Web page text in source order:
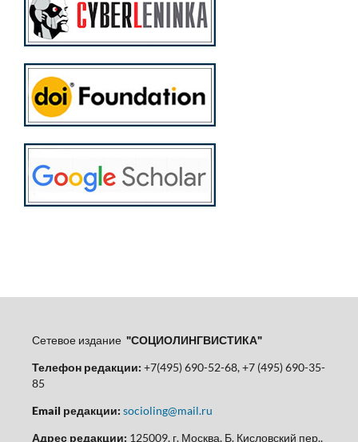
Сетевое издание "СОЦИОЛИНГВИСТИКА"
Телефон редакции: +7(495) 690-52-68, +7 (495) 690-35-
85
Email редакции: socioling@mail.ru
Адрес редакции: 125009, г. Москва, Б. Кисловский пер.,